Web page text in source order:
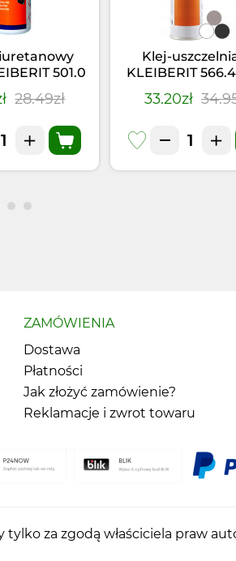
501.0
28.49zł
Klej-
KLEIBERIT
Czarny
33.20zł
ZAMÓWIENIA
Dostawa
Płatności
Jak złożyć zamówienie?
Reklamacje i zwrot towaru
za zgodą właściciela praw